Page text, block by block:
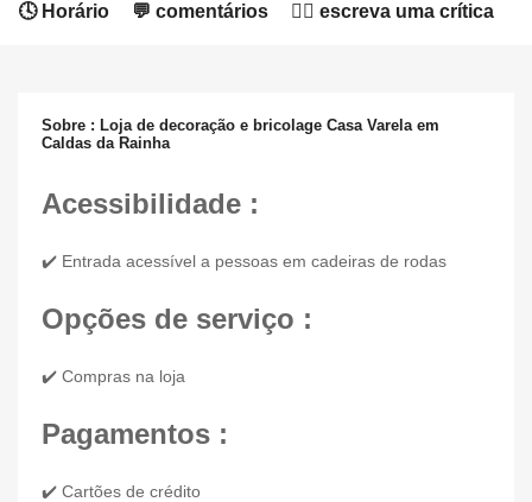
🕓 Horário 💬 comentários ✍🏻 escreva uma crítica
Sobre : Loja de decoração e bricolage Casa Varela em
Caldas da Rainha
Acessibilidade :
✔️ Entrada acessível a pessoas em cadeiras de rodas
Opções de serviço :
✔️ Compras na loja
Pagamentos :
✔️ Cartões de crédito